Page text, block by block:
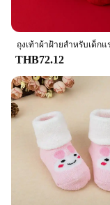
THB72.12